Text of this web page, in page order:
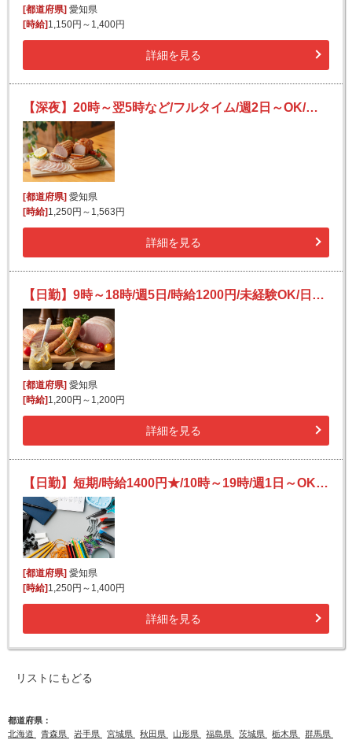
[都道府県]愛知県
[時給]1,150円～1,400円
詳細を見る
【深夜】20時～翌5時など/フルタイム/週2日～OK/未経験者歓迎/効率よく稼ぐ/食品の入荷作業
[都道府県] 愛知県
[時給] 1,250円～1,563円
詳細を見る
【日勤】9時～18時/週5日/時給1200円/未経験OK/日払い可(規定有)/ハムやレンチン商品の仕分け・検品
[都道府県] 愛知県
[時給] 1,200円～1,200円
詳細を見る
【日勤】短期/時給1400円★/10時～19時/週1日～OK/長期もOK/短時間/事務用品や日用品の仕分け
[都道府県] 愛知県
[時給] 1,250円～1,400円
詳細を見る
リストにもどる
都道府県：
北海道
青森県 岩手県 宮城県 秋田県 山形県 福島県 茨城県 栃木県
群馬県